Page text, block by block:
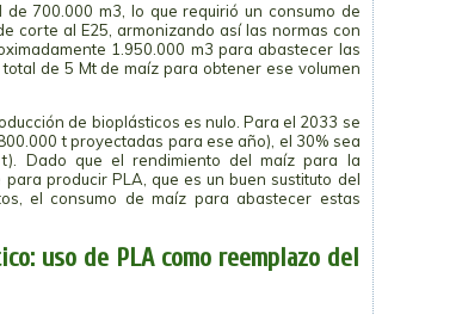
700.000 m3, lo que requirió un consumo de
corte al E25, armonizando así las normas con
1.950.000 m3 para abastecer las
de 5 Mt de maíz para obtener ese volumen
de bioplásticos es nulo. Para el 2033 se
t proyectadas para ese año), el 30% sea
Dado que el rendimiento del maíz para la
producir PLA, que es un buen sustituto del
el consumo de maíz para abastecer estas
uso de PLA como reemplazo del